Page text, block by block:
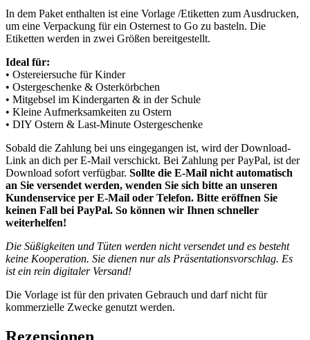
In dem Paket enthalten ist eine Vorlage /Etiketten zum Ausdrucken,
um eine Verpackung für ein Osternest to Go zu basteln. Die
Etiketten werden in zwei Größen bereitgestellt.
Ideal für:
• Ostereiersuche für Kinder
• Ostergeschenke & Osterkörbchen
• Mitgebsel im Kindergarten & in der Schule
• Kleine Aufmerksamkeiten zu Ostern
• DIY Ostern & Last-Minute Ostergeschenke
Sobald die Zahlung bei uns eingegangen ist, wird der Download-
Link an dich per E-Mail verschickt. Bei Zahlung per PayPal, ist der
Download sofort verfügbar. Sollte die E-Mail nicht automatisch
an Sie versendet werden, wenden Sie sich bitte an unseren
Kundenservice per E-Mail oder Telefon. Bitte eröffnen Sie
keinen Fall bei PayPal. So können wir Ihnen schneller
weiterhelfen!
Die Süßigkeiten und Tüten werden nicht versendet und es besteht
keine Kooperation. Sie dienen nur als Präsentationsvorschlag. Es
ist ein rein digitaler Versand!
Die Vorlage ist für den privaten Gebrauch und darf nicht für
kommerzielle Zwecke genutzt werden.